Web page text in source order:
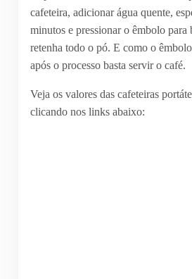
cafeteira, adicionar água quente,
minutos e pressionar o êmbolo para
retenha todo o pó. E como o
após o processo basta servir o café.
Veja os valores das cafeteiras
clicando nos links abaixo: